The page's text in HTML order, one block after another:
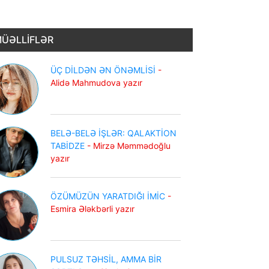
ÜÇ DİLDƏN ƏN ÖNƏMLİSİ -
Alidə Mahmudova yazır
BELƏ-BELƏ İŞLƏR: QALAKTİON
TABİDZE - Mirzə Məmmədoğlu
yazır
ÖZÜMÜZÜN YARATDIĞI İMİC -
Esmira Ələkbərli yazır
PULSUZ TƏHSİL, AMMA BİR